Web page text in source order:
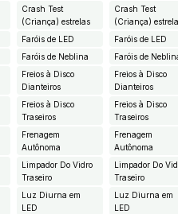
Crash Test
(Criança) estrelas
Faróis de LED
Faróis de Neblina
Freios à Disco
Dianteiros
Freios à Disco
Traseiros
Frenagem
Autônoma
Limpador Do Vidro
Traseiro
Luz Diurna em
LED
Crash Test
(Criança)
Faróis de LED
Faróis de
Freios à Disco
Dianteiros
Freios à Disco
Traseiros
Frenagem
Autônoma
Limpador Do
Traseiro
Luz Diurna em
LED